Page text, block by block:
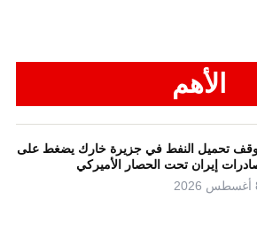
الأهم
تحميل النفط في جزيرة خارك يضغط على
إيران تحت الحصار الأميركي